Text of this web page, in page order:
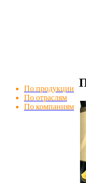
По продукции
По отраслям
По компаниям